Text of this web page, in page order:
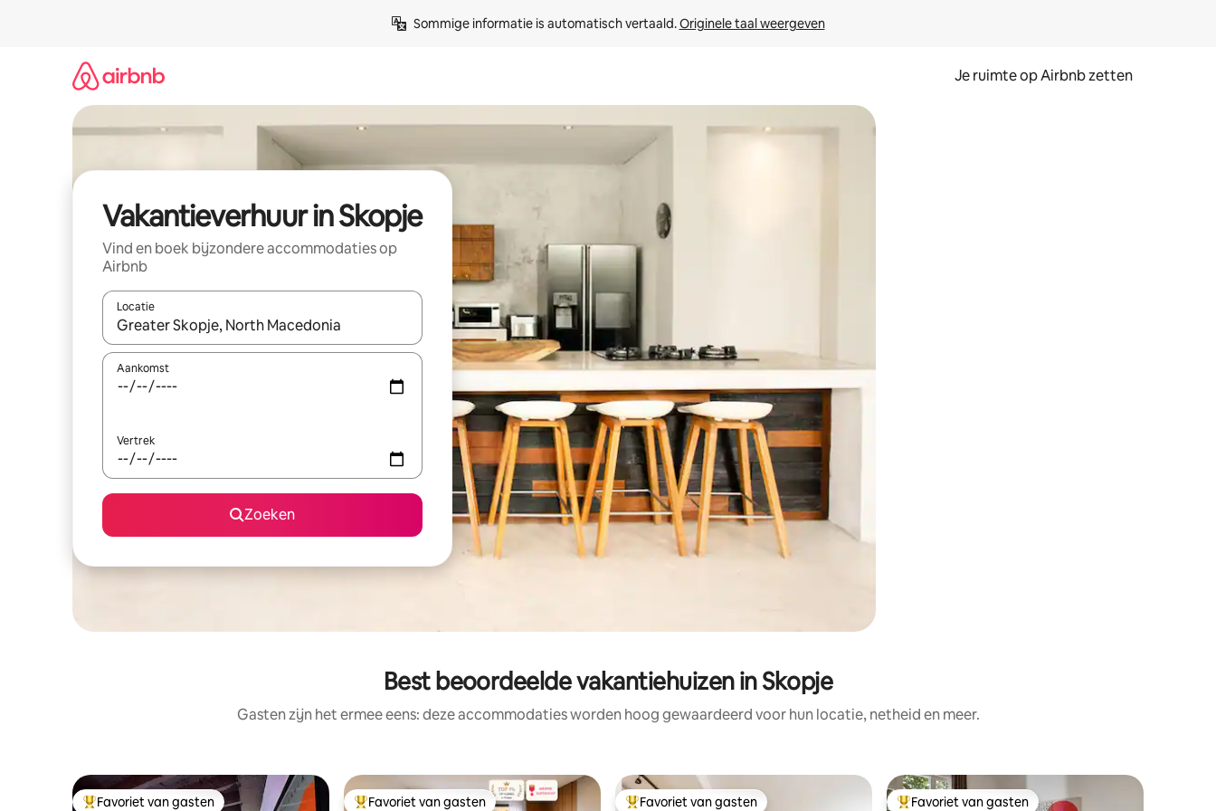
Sommige informatie is automatisch vertaald. Originele taal weergeven
Je ruimte op Airbnb zetten
Vakantieverhuur in Skopje
Vind en boek bijzondere accommodaties op
Airbnb
Locatie
Wanneer er suggesties beschikbaar zijn, maak je een keuze met je de pijltjestoetsen omhoog en omlaag, óf door te tikken of swipen.
Aankomst
Vertrek
Zoeken
Best beoordeelde vakantiehuizen in Skopje
Gasten zijn het ermee eens: deze accommodaties worden hoog gewaardeerd voor hun locatie, netheid en meer.
Favoriet van gasten Favoriet van gasten Favoriet van gasten Favoriet van gasten